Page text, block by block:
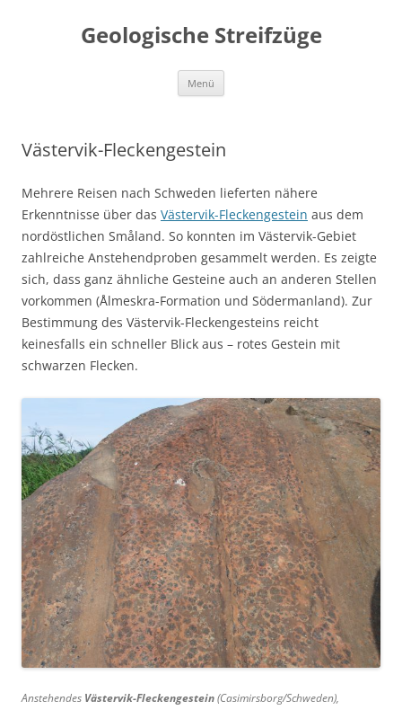
Geologische Streifzüge
Menü
Västervik-Fleckengestein
Mehrere Reisen nach Schweden lieferten nähere
Erkenntnisse über das Västervik-Fleckengestein aus dem
nordöstlichen Småland. So konnten im Västervik-Gebiet
zahlreiche Anstehendproben gesammelt werden. Es zeigte
sich, dass ganz ähnliche Gesteine auch an anderen Stellen
vorkommen (Ålmeskra-Formation und Södermanland). Zur
Bestimmung des Västervik-Fleckengesteins reicht
keinesfalls ein schneller Blick aus – rotes Gestein mit
schwarzen Flecken.
Anstehendes Västervik-Fleckengestein(Casimirsborg/Schweden),